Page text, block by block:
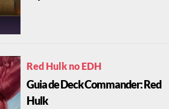
Red Hulk no EDH
Guia de Deck Commander: Red
Hulk